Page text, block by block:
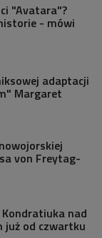
"Avatara"?
- mówi
adaptacji
Margaret
von Freytag-
nad
już od czwartku